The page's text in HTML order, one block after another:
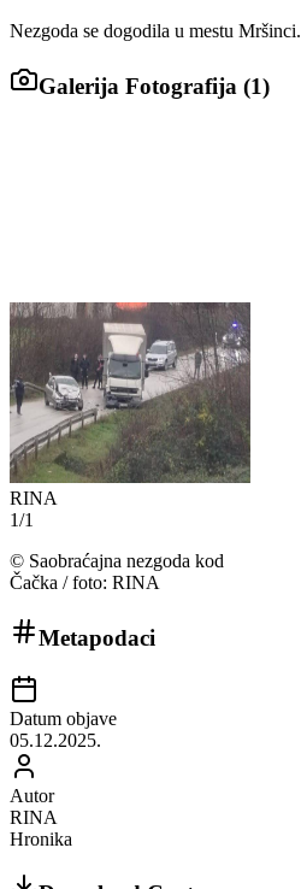
Nezgoda se dogodila u mestu Mršinci.
Galerija Fotografija (1)
RINA
1/1
© Saobraćajna nezgoda kod
Čačka / foto: RINA
Metapodaci
Datum objave
05.12.2025.
Autor
RINA
Hronika